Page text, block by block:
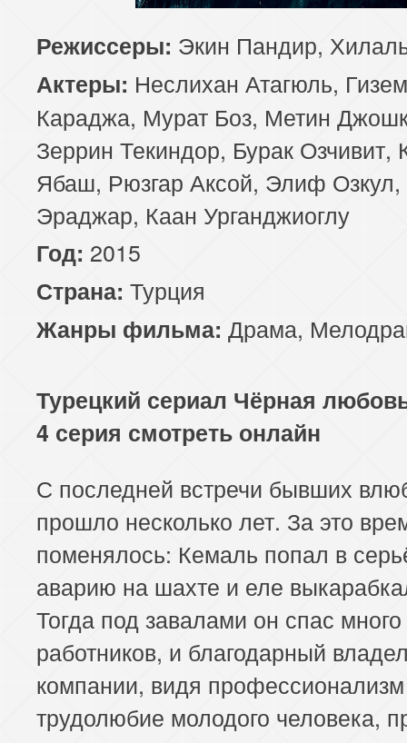
86 серия
87 серия
91 серия
93 серия
94 серия
95 серия
97 серия
98 серия 99 серия
101 серия
102 серия 103 серия
105 серия
109 серия
110 серия
113 серия
114 серия
Режиссеры: Экин Пандир,
Актеры: Неслихан Атагюль, Гизем
Караджа, Мурат Боз, Метин
Зеррин Текиндор, Бурак Озчивит,
Ябаш, Рюзгар Аксой, Элиф Озкул,
Эраджар, Каан Урганджиоглу
Год: 2015
Страна: Турция
Жанры фильма: Драма,
Турецкий сериал Чёрная
4 серия смотреть онлайн
С последней встречи бывших
прошло несколько лет. За это
поменялось: Кемаль попал в
аварию на шахте и еле
Тогда под завалами он спас много
работников, и благодарный
компании, видя
трудолюбие молодого человека,